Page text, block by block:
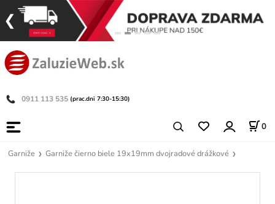
0911 113 535 (prac.dni 7:30-15:30)
0
Garniže Garniže čierno biele 19x19mm dvojradové drážkové